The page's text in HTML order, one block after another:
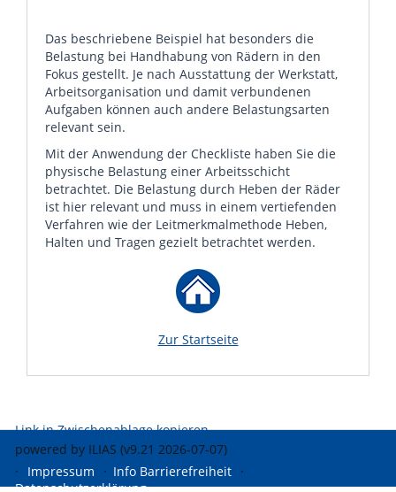
Das beschriebene Beispiel hat besonders die
Belastung bei Handhabung von Rädern in den
Fokus gestellt. Je nach Ausstattung der Werkstatt,
Arbeitsorganisation und damit verbundenen
Aufgaben können auch andere Belastungsarten
relevant sein.
Mit der Anwendung der Checkliste haben Sie die
physische Belastung einer Arbeitsschicht
betrachtet. Die Belastung durch Heben der Räder
ist hier relevant und muss in einem vertiefenden
Verfahren wie der Leitmerkmalmethode Heben,
Halten und Tragen gezielt betrachtet werden.
Zur Startseite
Link in Zwischenablage kopieren
powered by ILIAS (v9.21 2026-07-07)
Impressum
Info Barrierefreiheit
Datenschutzerklärung